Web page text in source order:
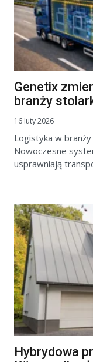
Genetix
branży
16 luty 2026
Logistyka w
Nowoczesne
usprawniają
Hybrydowa